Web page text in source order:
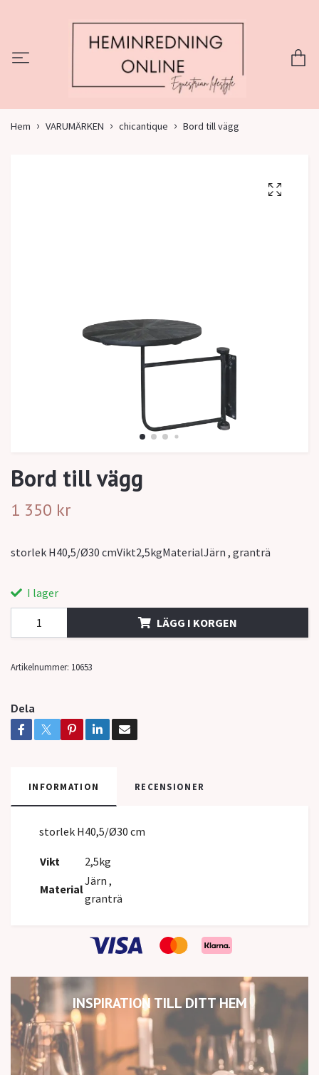
INSPIRATION TILL DITT HEM
Hem VARUMÄRKEN chicantique Bord till vägg
Bord till vägg
1 350 kr
storlek H40,5/Ø30 cmVikt2,5kgMaterialJärn , granträ
I lager
LÄGG I KORGEN
Artikelnummer: 10653
Dela
INFORMATION RECENSIONER
storlek H40,5/Ø30 cm
Vikt
2,5kg
Material
Järn ,
granträ